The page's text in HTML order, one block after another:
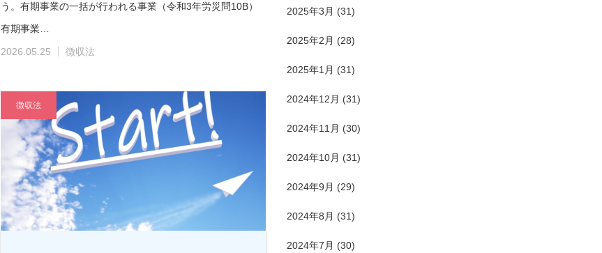
う。有期事業の一括が行われる事業（令和3年労災問10B）
有期事業…
2026.05.25 徴収法
徴収法
2025年3月 (31)
2025年2月 (28)
2025年1月 (31)
2024年12月 (31)
2024年11月 (30)
2024年10月 (31)
2024年9月 (29)
2024年8月 (31)
2024年7月 (30)